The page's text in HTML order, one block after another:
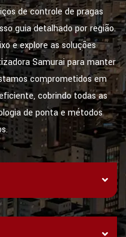
de controle de pragas
guia detalhado por região.
e explore as soluções
Samurai para manter
comprometidos em
cobrindo todas as
de ponta e métodos